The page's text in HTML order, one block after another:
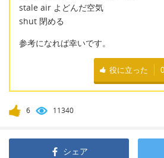
stale air よどんだ空気
shut 閉める
参考になれば幸いです。
役に立った 0
6 11340
シェア